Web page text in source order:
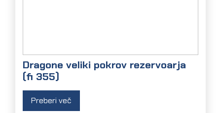
Dragone veliki pokrov rezervoarja
(fi 355)
Preberi več